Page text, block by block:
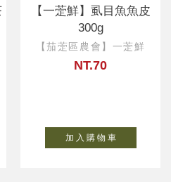
【一萣鮮】虱目魚魚皮
300g
【茄萣區農會】一萣鮮
NT.70
加 入 購 物 車